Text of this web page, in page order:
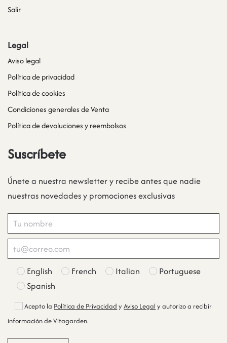
Salir
Legal
Aviso legal
Política de privacidad
Política de cookies
Condiciones generales de Venta
Política de devoluciones y reembolsos
Suscríbete
Únete a nuestra newsletter y recibe antes que nadie
nuestras novedades y promociones exclusivas
English French Italian
Portuguese
Spanish
Acepto la Política de Privacidad yAviso Legal y autorizo a recibir
información de Vitagarden.